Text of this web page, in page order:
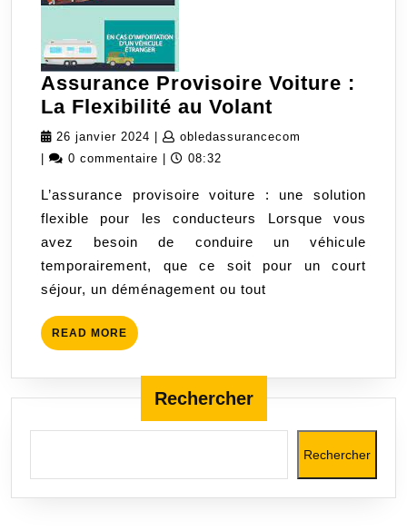
Assurance Provisoire Voiture :
La Flexibilité au Volant
Provisoire
La
Flexibilité
au
Volant
26 janvier 2024 26
janvier
obledassurancecom
0 commentaire 08:32
L’assurance provisoire voiture : une solution
flexible pour les conducteurs Lorsque vous
avez besoin de conduire un véhicule
temporairement, que ce soit pour un court
séjour, un déménagement ou tout
READ MORE READ
MORE
Rechercher
Rechercher